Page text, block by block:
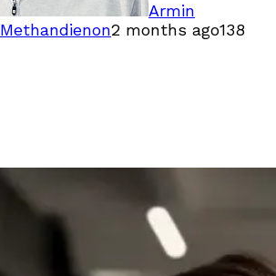
Armin
Methandienon2 months ago138